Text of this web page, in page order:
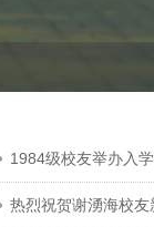
1984级校友举办入
热烈祝贺谢湧海校